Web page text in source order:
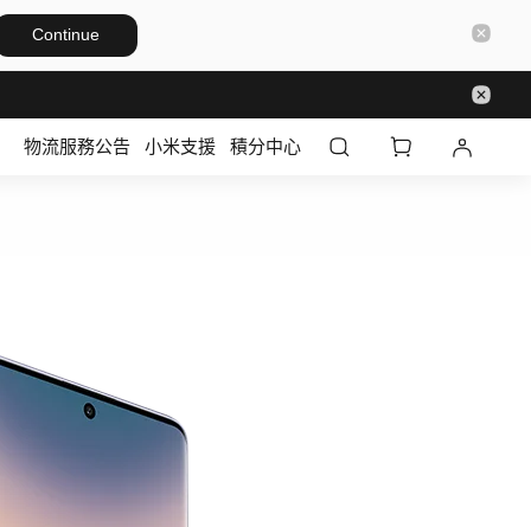
Continue
物流服務公告 小米支援 積分中心